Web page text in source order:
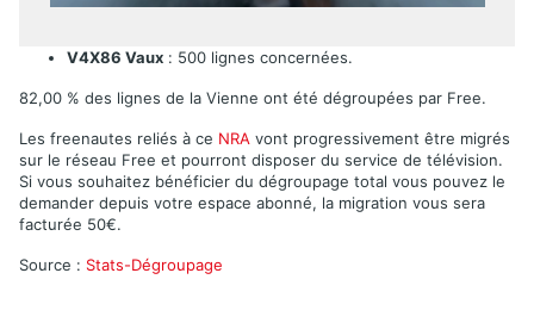
V4X86 Vaux : 500 lignes concernées.
82,00 % des lignes de la Vienne ont été dégroupées par Free.
Les freenautes reliés à ce NRA vont progressivement être migrés
sur le réseau Free et pourront disposer du service de télévision.
Si vous souhaitez bénéficier du dégroupage total vous pouvez le
demander depuis votre espace abonné, la migration vous sera
facturée 50€.
Source : Stats-Dégroupage